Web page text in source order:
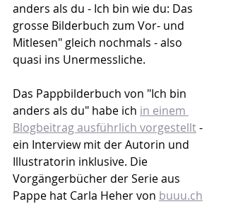
anders als du - Ich bin wie du: Das
grosse Bilderbuch zum Vor- und
Mitlesen" gleich nochmals - also
quasi ins Unermessliche.
Das Pappbilderbuch von "Ich bin
anders als du" habe ich in einem
Blogbeitrag ausführlich vorgestellt -
ein Interview mit der Autorin und
Illustratorin inklusive. Die
Vorgängerbücher der Serie aus
Pappe hat Carla Heher von buuu.ch